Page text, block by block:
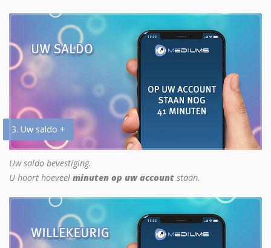
3. Uw saldo +
Uw saldo bevestiging.
U hoort hoeveel minuten op uw account staan.